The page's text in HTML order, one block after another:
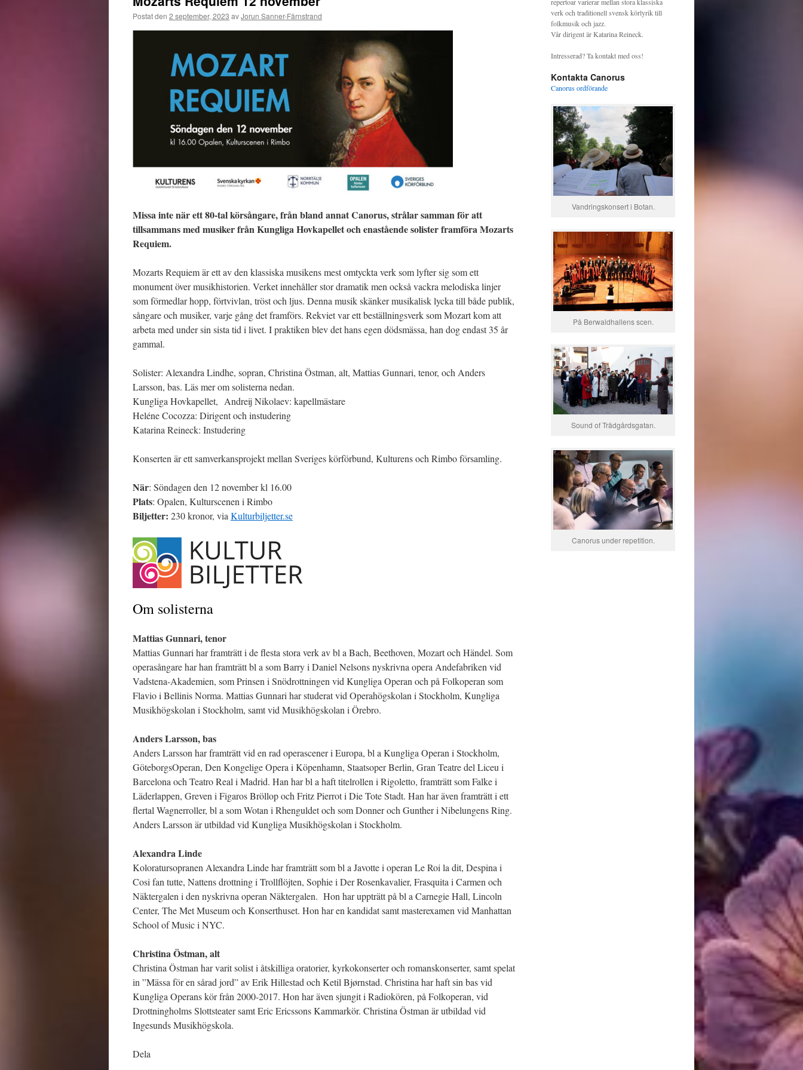
Postat den 2 september, 2023 avJorun Sanner-Färnstrand
Missa inte när ett 80-tal körsångare, från bland annat Canorus, strålar samman för att
tillsammans med musiker från Kungliga Hovkapellet och enastående solister framföra Mozarts
Requiem.
Mozarts Requiem är ett av den klassiska musikens mest omtyckta verk som lyfter sig som ett
monument över musikhistorien. Verket innehåller stor dramatik men också vackra melodiska linjer
som förmedlar hopp, förtvivlan, tröst och ljus. Denna musik skänker musikalisk lycka till både publik,
sångare och musiker, varje gång det framförs. Rekviet var ett beställningsverk som Mozart kom att
arbeta med under sin sista tid i livet. I praktiken blev det hans egen dödsmässa, han dog endast 35 år
gammal.
Solister: Alexandra Lindhe, sopran, Christina Östman, alt, Mattias Gunnari, tenor, och Anders
Larsson, bas. Läs mer om solisterna nedan.
Kungliga Hovkapellet, Andreij Nikolaev: kapellmästare
Heléne Cocozza: Dirigent och instudering
Katarina Reineck: Instudering
Konserten är ett samverkansprojekt mellan Sveriges körförbund, Kulturens och Rimbo församling.
När: Söndagen den 12 november kl 16.00
Plats: Opalen, Kulturscenen i Rimbo
Biljetter: 230 kronor, via Kulturbiljetter.se
Om solisterna
Mattias Gunnari, tenor
Mattias Gunnari har framträtt i de flesta stora verk av bl a Bach, Beethoven, Mozart och Händel. Som
operasångare har han framträtt bl a som Barry i Daniel Nelsons nyskrivna opera Andefabriken vid
Vadstena-Akademien, som Prinsen i Snödrottningen vid Kungliga Operan och på Folkoperan som
Flavio i Bellinis Norma. Mattias Gunnari har studerat vid Operahögskolan i Stockholm, Kungliga
Musikhögskolan i Stockholm, samt vid Musikhögskolan i Örebro.
Anders Larsson, bas
Anders Larsson har framträtt vid en rad operascener i Europa, bl a Kungliga Operan i Stockholm,
GöteborgsOperan, Den Kongelige Opera i Köpenhamn, Staatsoper Berlin, Gran Teatre del Liceu i
Barcelona och Teatro Real i Madrid. Han har bl a haft titelrollen i Rigoletto, framträtt som Falke i
Läderlappen, Greven i Figaros Bröllop och Fritz Pierrot i Die Tote Stadt. Han har även framträtt i ett
flertal Wagnerroller, bl a som Wotan i Rhenguldet och som Donner och Gunther i Nibelungens Ring.
Anders Larsson är utbildad vid Kungliga Musikhögskolan i Stockholm.
Alexandra Linde
Koloratursopranen Alexandra Linde har framträtt som bl a Javotte i operan Le Roi la dit, Despina i
Cosi fan tutte, Nattens drottning i Trollﬂöjten, Sophie i Der Rosenkavalier, Frasquita i Carmen och
Näktergalen i den nyskrivna operan Näktergalen. Hon har uppträtt på bl a Carnegie Hall, Lincoln
Center, The Met Museum och Konserthuset. Hon har en kandidat samt masterexamen vid Manhattan
School of Music i NYC.
Christina Östman, alt
Christina Östman har varit solist i åtskilliga oratorier, kyrkokonserter och romanskonserter, samt spelat
in ”Mässa för en sårad jord” av Erik Hillestad och Ketil Bjørnstad. Christina har haft sin bas vid
Kungliga Operans kör från 2000-2017. Hon har även sjungit i Radiokören, på Folkoperan, vid
Drottningholms Slottsteater samt Eric Ericssons Kammarkör. Christina Östman är utbildad vid
Ingesunds Musikhögskola.
Dela
verk och traditionell svensk körlyrik till
folkmusik och jazz.
Vår dirigent är Katarina Reineck.
Intresserad? Ta kontakt med oss!
Kontakta Canorus
Canorus ordförande
Vandringskonsert i Botan.
På Berwaldhallens scen.
Sound of Trädgårdsgatan.
Canorus under repetition.